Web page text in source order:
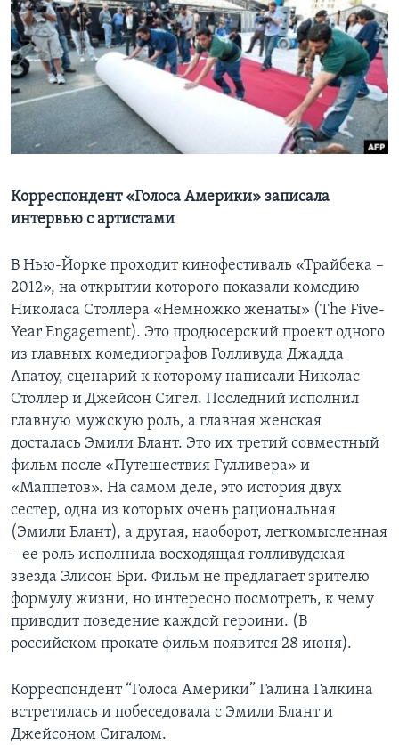
Learning English
СОЦИАЛЬНЫЕ СЕТИ
Корреспондент «Голоса Америки» записала
интервью с артистами
В Нью-Йорке проходит кинофестиваль «Трайбека –
2012», на открытии которого показали комедию
Николаса Столлера «Немножко женаты» (The Five-
Year Engagement). Это продюсерский проект одного
из главных комедиографов Голливуда Джадда
Апатоу, сценарий к которому написали Николас
Столлер и Джейсон Сигел. Последний исполнил
главную мужскую роль, а главная женская
досталась Эмили Блант. Это их третий совместный
фильм после «Путешествия Гулливера» и
«Маппетов». На самом деле, это история двух
сестер, одна из которых очень рациональная
(Эмили Блант), а другая, наоборот, легкомысленная
– ее роль исполнила восходящая голливудская
звезда Элисон Бри. Фильм не предлагает зрителю
формулу жизни, но интересно посмотреть, к чему
приводит поведение каждой героини. (В
российском прокате фильм появится 28 июня).
Корреспондент “Голоса Америки” Галина Галкина
встретилась и побеседовала с Эмили Блант и
Джейсоном Сигалом.